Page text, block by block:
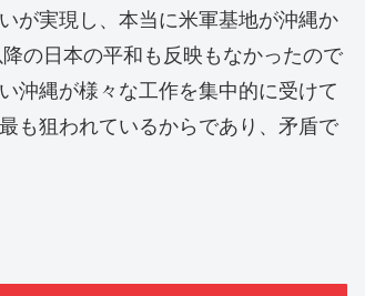
が実現し、本当に米軍基地が沖縄か
の日本の平和も反映もなかったので
沖縄が様々な工作を集中的に受けて
も狙われているからであり、矛盾で